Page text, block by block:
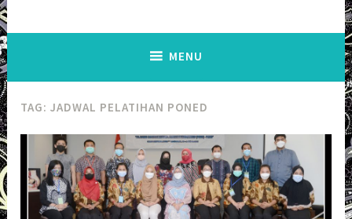
MENU
TAG:JADWAL PELATIHAN PONED